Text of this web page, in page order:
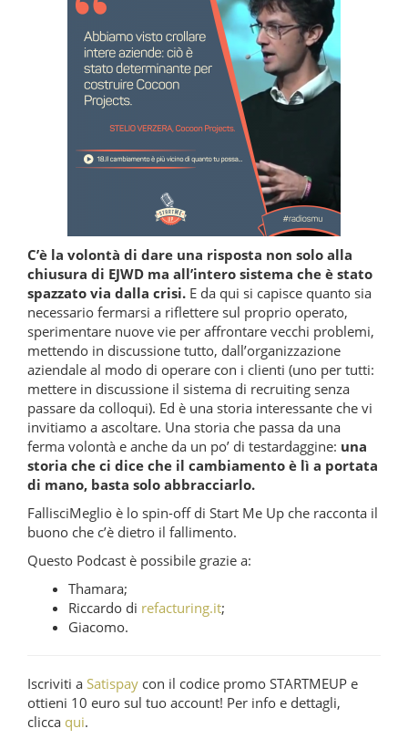
C’è la volontà di dare una risposta non solo alla
chiusura di EJWD ma all’intero sistema che è stato
spazzato via dalla crisi. E da qui si capisce quanto sia
necessario fermarsi a riflettere sul proprio operato,
sperimentare nuove vie per affrontare vecchi problemi,
mettendo in discussione tutto, dall’organizzazione
aziendale al modo di operare con i clienti (uno per tutti:
mettere in discussione il sistema di recruiting senza
passare da colloqui). Ed è una storia interessante che vi
invitiamo a ascoltare. Una storia che passa da una
ferma volontà e anche da un po’ di testardaggine: una
storia che ci dice che il cambiamento è lì a portata
di mano, basta solo abbracciarlo.
FallisciMeglio è lo spin-off di Start Me Up che racconta il
buono che c’è dietro il fallimento.
Questo Podcast è possibile grazie a:
Thamara;
Riccardo di refacturing.it;
Giacomo.
Iscriviti a Satispay con il codice promo STARTMEUP e
ottieni 10 euro sul tuo account! Per info e dettagli,
clicca qui.